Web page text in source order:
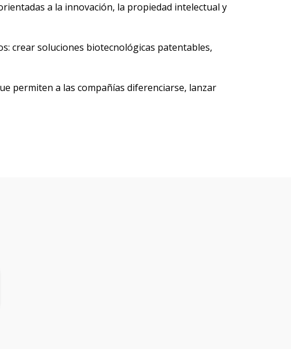
a la innovación, la propiedad intelectual y
crear soluciones biotecnológicas patentables,
permiten a las compañías diferenciarse, lanzar